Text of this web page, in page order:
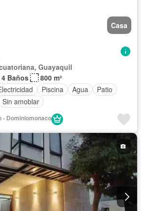
Casa
Guayaquil
4 Baños
800 m²
Piscina Agua
Patio
Sin amoblar
- Dominiomonaco